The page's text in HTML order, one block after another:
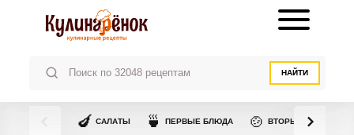
НАЙТИ
🍆 САЛАТЫ 🍵 ПЕРВЫЕ БЛЮДА 🍲 ВТОРЫЕ БЛЮДА